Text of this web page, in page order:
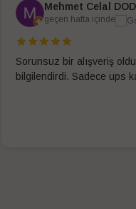
Mehmet Celal
geçen hafta içinde
Sorunsuz bir alışveriş
bilgilendirdi. Sadece ups